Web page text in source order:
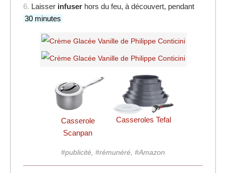
6. Laisser infuser hors du feu, à découvert, pendant
30 minutes
Casserole
Scanpan
Casseroles Tefal
#publicité, #rémunéré, #Amazon